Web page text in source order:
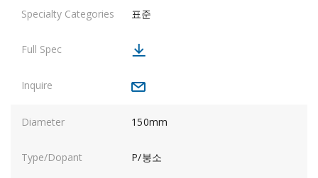
표준
150mm
P/붕소